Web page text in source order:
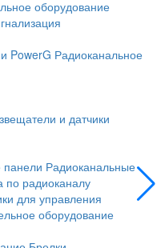
оборудование
PowerG Радиоканальное
и датчики
Радиоканальные
по радиоканалу
для управления
оборудование